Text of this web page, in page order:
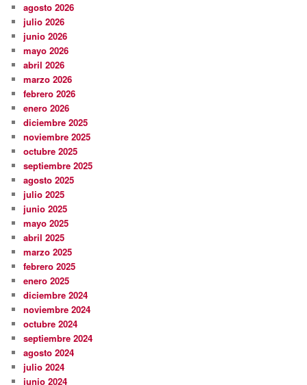
agosto 2026
julio 2026
junio 2026
mayo 2026
abril 2026
marzo 2026
febrero 2026
enero 2026
diciembre 2025
noviembre 2025
octubre 2025
septiembre 2025
agosto 2025
julio 2025
junio 2025
mayo 2025
abril 2025
marzo 2025
febrero 2025
enero 2025
diciembre 2024
noviembre 2024
octubre 2024
septiembre 2024
agosto 2024
julio 2024
junio 2024